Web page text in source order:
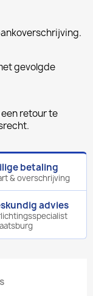
gevolgde
retour te
betaling
& overschrijving
advies